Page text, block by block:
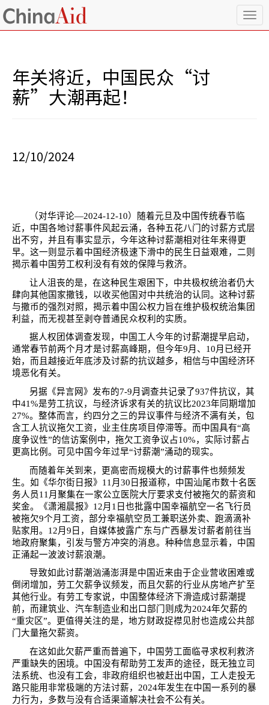
T
o
年关将近，中国民众“讨
薪”大潮再起！
12/10/2024
（对华评论—2024-12-10）随着元旦及中国传统春节临
近，中国各地讨薪事件风起云涌，各种五花八门的讨薪方式层
出不穷，并且有事实显示，今年这种讨薪潮相对往年来得更
早。这一则显示着中国经济极速下滑中的民生日益艰难，二则
揭示着中国劳工权利没有有效的保障与救济。
让人沮丧的是，在这种民生艰困下，中共极权统治者仍大
肆向其他国家撒钱，以收买他国对中共统治的认同。这种讨薪
与撒币的强烈对照，揭示着中国公权力旨在维护极权统治集团
利益，而无视甚至剥夺普通民众权利的实质。
据人权团体调查发现，中国工人今年的讨薪潮提早启动，
通常春节前两个月才是讨薪高峰期，但今年9月、 10月已经开
始，而且越接近年底涉及讨薪的抗议越多，相信与中国经济环
境恶化有关。
另据《异言网》发布的7-9月调查共记录了937件抗议，其
中41%是劳工抗议，与经济诉求有关的抗议比2023年同期增加
27%。整体而言，约四分之三的异议事件与经济不满有关，包
含工人抗议拖欠工资，业主住房项目停滞等。而中国具有“高
度争议性”的信访案例中，拖欠工资争议占10%，实际讨薪占
更高比例。可见中国今年过早“讨薪潮”涌动的现实。
而随着年关到来，更高密而规模大的讨薪事件也频频发
生。如《华尔街日报》 11 月 30 日报道称，中国汕尾市数十名医
务人员11 月聚集在一家公立医院大厅要求支付被拖欠的薪资和
奖金。《潇湘晨报》 12月 1 日也批露中国幸福航空一名飞行员
被拖欠9个月工资，部分幸福航空员工兼职送外卖、跑滴滴补
贴家用。 12月 9 日，自媒体披露广东与广西暴发讨薪者前往当
地政府聚集，引发与警方冲突的消息。种种信息显示着，中国
正涌起一波波讨薪浪潮。
导致如此讨薪潮汹涌澎湃是中国近来由于企业营收困难或
倒闭增加，劳工欠薪争议频发，而且欠薪的行业从房地产扩至
其他行业。有劳工专家说，中国整体经济下滑造成讨薪潮提
前，而建筑业、汽车制造业和出口部门则成为2024年欠薪的
“重灾区”。更值得关注的是，地方财政捉襟见肘也造成公共部
门大量拖欠薪资。
在这如此欠薪严重而普遍下，中国劳工面临寻求权利救济
严重缺失的困境。中国没有帮助劳工发声的途径，既无独立司
法系统、也没有工会，非政府组织也被赶出中国，工人走投无
路只能用非常极端的方法讨薪， 2024年发生在中国一系列的暴
力行为，多数与没有合适渠道解决社会不公有关。